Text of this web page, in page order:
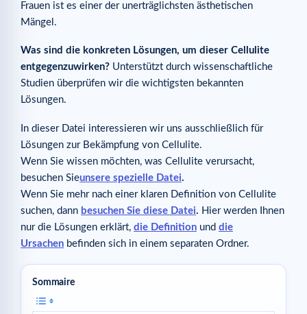
Frauen ist es einer der unerträglichsten ästhetischen
Mängel.
Was sind die konkreten Lösungen, um dieser Cellulite
entgegenzuwirken? Unterstützt durch wissenschaftliche
Studien überprüfen wir die wichtigsten bekannten
Lösungen.
In dieser Datei interessieren wir uns ausschließlich für
Lösungen zur Bekämpfung von Cellulite.
Wenn Sie wissen möchten, was Cellulite verursacht,
besuchen Sieunsere spezielle Datei.
Wenn Sie mehr nach einer klaren Definition von Cellulite
suchen, dann besuchen Sie diese Datei. Hier werden Ihnen
nur die Lösungen erklärt, die Definition und die
Ursachen befinden sich in einem separaten Ordner.
Sommaire